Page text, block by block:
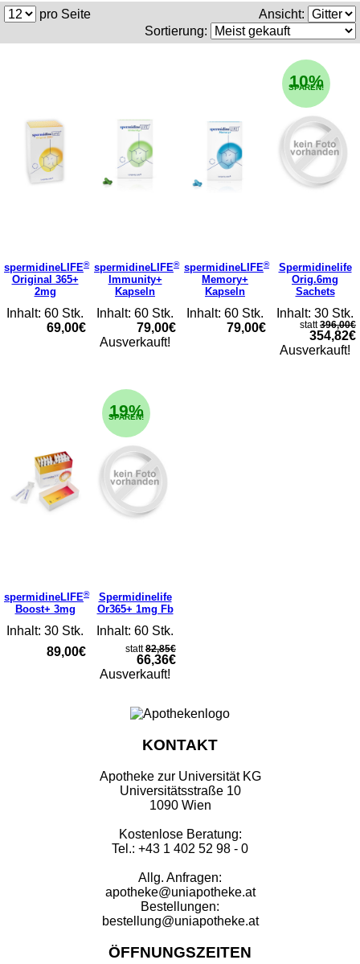
pro Seite
Ansicht:
Sortierung:
spermidineLIFE®
Original 365+
2mg
Inhalt: 60 Stk.
69,00€
spermidineLIFE®
Immunity+
Kapseln
Inhalt: 60 Stk.
79,00€
Ausverkauft!
spermidineLIFE®
Memory+
Kapseln
Inhalt: 60 Stk.
79,00€
10%
SPAREN!
Spermidinelife
Orig.6mg
Sachets
Inhalt: 30 Stk.
statt396,00€
354,82€
Ausverkauft!
spermidineLIFE®
Boost+ 3mg
Inhalt: 30 Stk.
89,00€
19%
SPAREN!
Spermidinelife
Or365+ 1mg Fb
Inhalt: 60 Stk.
statt82,85€
66,36€
Ausverkauft!
KONTAKT
Apotheke zur Universität KG
Universitätsstraße 10
1090 Wien
Kostenlose Beratung:
Tel.: +43 1 402 52 98 - 0
Allg. Anfragen:
apotheke@uniapotheke.at
Bestellungen:
bestellung@uniapotheke.at
ÖFFNUNGSZEITEN